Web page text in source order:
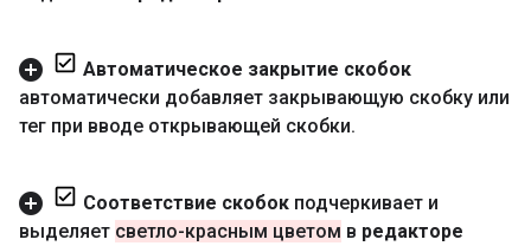
Автоматическое закрытие скобок
автоматически добавляет закрывающую скобку или
тег при вводе открывающей скобки.
Соответствие скобок подчеркивает и
выделяет светло-красным цветом в редакторе